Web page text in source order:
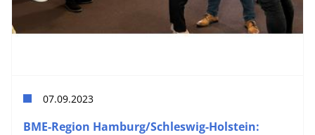
07.09.2023
BME-Region Hamburg/Schleswig-Holstein: